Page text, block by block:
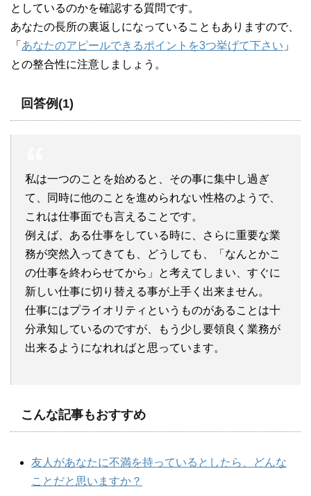
としているのかを確認する質問です。
あなたの長所の裏返しになっていることもありますので、
「 あなたのアピールできるポイントを3つ挙げて下さい 」
との整合性に注意しましょう。
回答例(1)
私は一つのことを始めると、その事に集中し過ぎ
て、同時に他のことを進められない性格のようで、
これは仕事面でも言えることです。
例えば、ある仕事をしている時に、さらに重要な業
務が突然入ってきても、どうしても、「なんとかこ
の仕事を終わらせてから」と考えてしまい、すぐに
新しい仕事に切り替える事が上手く出来ません。
仕事にはプライオリティというものがあることは十
分承知しているのですが、もう少し要領良く業務が
出来るようになれればと思っています。
こんな記事もおすすめ
友人があなたに不満を持っているとしたら、どんな
ことだと思いますか？